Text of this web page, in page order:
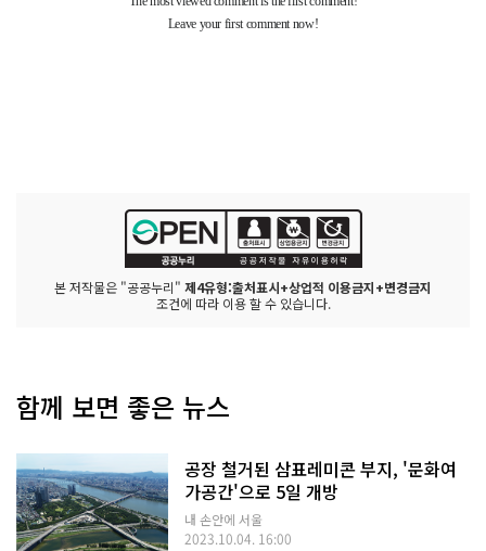
본 저작물은 "공공누리" 제4유형:출처표시+상업적 이용금지+변경금지
조건에 따라 이용 할 수 있습니다.
함께 보면 좋은 뉴스
공장 철거된 삼표레미콘 부지, '문화여
가공간'으로 5일 개방
내 손안에 서울
2023.10.04. 16:00